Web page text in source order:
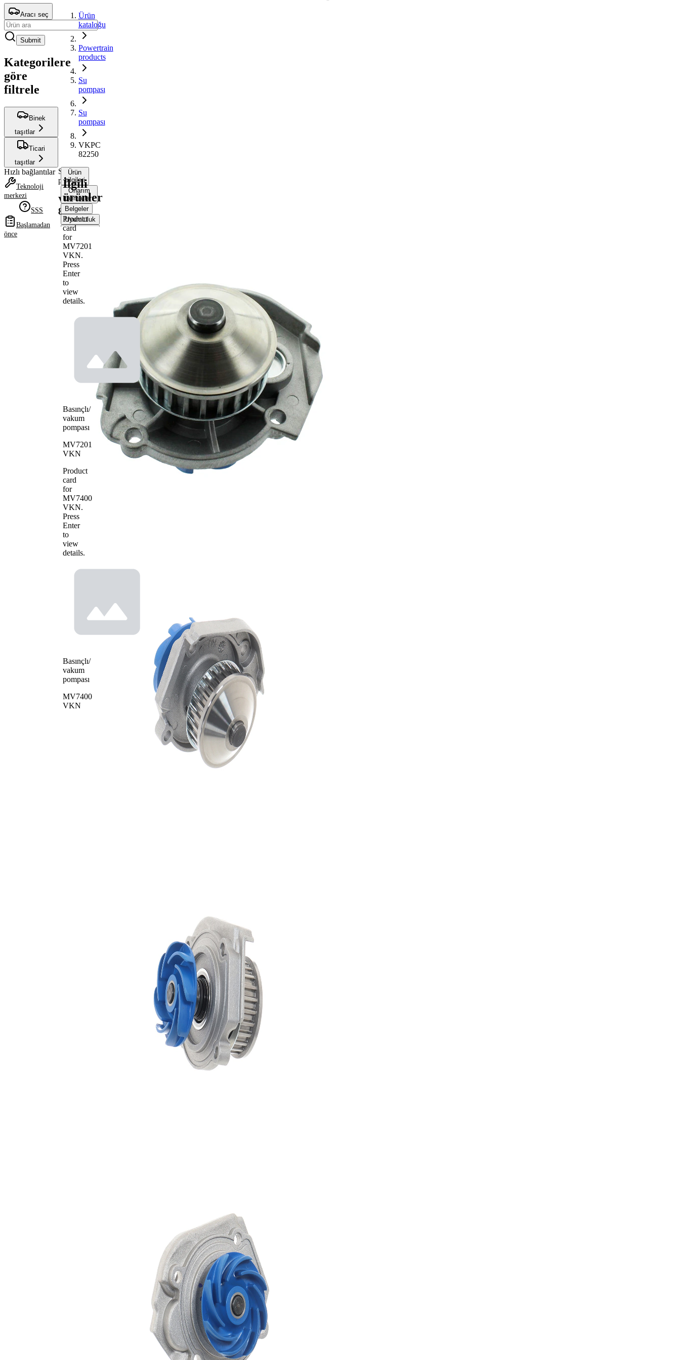
Aracı seç
Submit
Kategorilere
göre
filtrele
Binek
taşıtlar
Ticari
taşıtlar
Hızlı bağlantılar
Teknoloji
merkezi
SSS
Başlamadan
önce
Ürün
kataloğu
Powertrain
products
Su
pompası
Su
pompası
VKPC
82250
Su
pompası
VKPC
82250
Ürün
bilgileri
Onarım
talimatları
Belgeler
Uyumluluk
OE
numaraları
Ürün bilgileri
Özellik
Diş
sayısı
Su
Dişli kayış
mekanizması
Plastik
İlgili
ürünler
Product
card
for
MV7201
VKN.
Press
Enter
to
view
details.
Basınçlı/
vakum
pompası
MV7201
VKN
Product
card
for
MV7400
VKN.
Press
Enter
to
view
details.
Basınçlı/
vakum
pompası
MV7400
VKN